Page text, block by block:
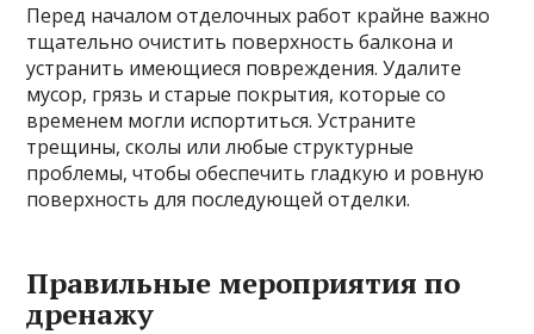
Перед началом отделочных работ крайне важно
тщательно очистить поверхность балкона и
устранить имеющиеся повреждения. Удалите
мусор, грязь и старые покрытия, которые со
временем могли испортиться. Устраните
трещины, сколы или любые структурные
проблемы, чтобы обеспечить гладкую и ровную
поверхность для последующей отделки.
Правильные мероприятия по
дренажу